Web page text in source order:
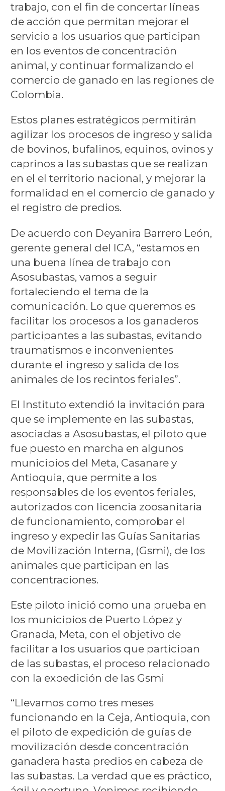
trabajo, con el fin de concertar líneas
de acción que permitan mejorar el
servicio a los usuarios que participan
en los eventos de concentración
animal, y continuar formalizando el
comercio de ganado en las regiones de
Colombia.
Estos planes estratégicos permitirán
agilizar los procesos de ingreso y salida
de bovinos, bufalinos, equinos, ovinos y
caprinos a las subastas que se realizan
en el el territorio nacional, y mejorar la
formalidad en el comercio de ganado y
el registro de predios.
De acuerdo con Deyanira Barrero León,
gerente general del ICA, “estamos en
una buena línea de trabajo con
Asosubastas, vamos a seguir
fortaleciendo el tema de la
comunicación. Lo que queremos es
facilitar los procesos a los ganaderos
participantes a las subastas, evitando
traumatismos e inconvenientes
durante el ingreso y salida de los
animales de los recintos feriales”.
El Instituto extendió la invitación para
que se implemente en las subastas,
asociadas a Asosubastas, el piloto que
fue puesto en marcha en algunos
municipios del Meta, Casanare y
Antioquia, que permite a los
responsables de los eventos feriales,
autorizados con licencia zoosanitaria
de funcionamiento, comprobar el
ingreso y expedir las Guías Sanitarias
de Movilización Interna, (Gsmi), de los
animales que participan en las
concentraciones.
Este piloto inició como una prueba en
los municipios de Puerto López y
Granada, Meta, con el objetivo de
facilitar a los usuarios que participan
de las subastas, el proceso relacionado
con la expedición de las Gsmi
“Llevamos como tres meses
funcionando en la Ceja, Antioquia, con
el piloto de expedición de guías de
movilización desde concentración
ganadera hasta predios en cabeza de
las subastas. La verdad que es práctico,